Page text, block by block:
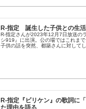
R-指定 誕生した子供との生
R-指定さんが2023年12月7日放送の
シ919』に出演。公の場ではこれま
子供の話を突然、都築さんに対してし
R-指定『ビリケン』の歌詞に